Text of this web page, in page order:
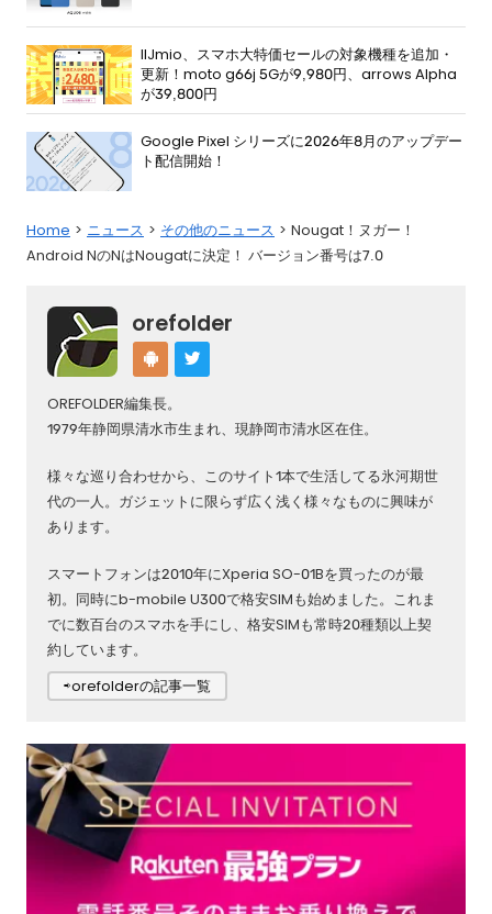
IIJmio、スマホ大特価セールの対象機種を追加・
更新！moto g66j 5Gが9,980円、arrows Alpha
が39,800円
Google Pixel シリーズに2026年8月のアップデー
ト配信開始！
Home ニュース その他のニュース
Nougat！ヌガー！
Android NのNはNougatに決定！ バージョン番号は7.0
orefolder
OREFOLDER編集長。
1979年静岡県清水市生まれ、現静岡市清水区在住。
様々な巡り合わせから、このサイト1本で生活してる氷河期世
代の一人。ガジェットに限らず広く浅く様々なものに興味が
あります。
スマートフォンは2010年にXperia SO-01Bを買ったのが最
初。同時にb-mobile U300で格安SIMも始めました。これま
でに数百台のスマホを手にし、格安SIMも常時20種類以上契
約しています。
⇨orefolderの記事一覧